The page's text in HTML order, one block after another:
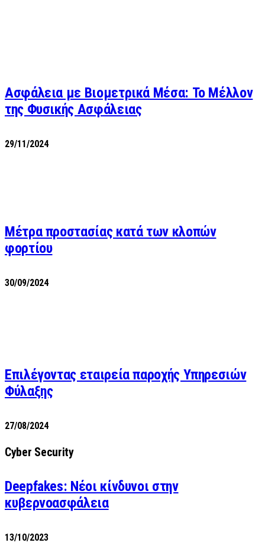
Ασφάλεια με Βιομετρικά Μέσα: Το Μέλλον
της Φυσικής Ασφάλειας
29/11/2024
Μέτρα προστασίας κατά των κλοπών
φορτίου
30/09/2024
Επιλέγοντας εταιρεία παροχής Υπηρεσιών
Φύλαξης
27/08/2024
Cyber Security
Deepfakes: Νέοι κίνδυνοι στην
κυβερνοασφάλεια
13/10/2023